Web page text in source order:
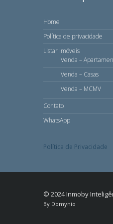
Home
Política de privacidade
Listar Imóveis
Venda –
Venda – Casas
Venda – MCMV
Contato
WhatsApp
Política de Privacidade
© 2024 Inmoby
By Domynio